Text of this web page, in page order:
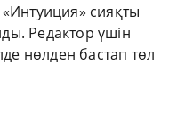
сияқты
Редактор үшін
нөлден бастап төл